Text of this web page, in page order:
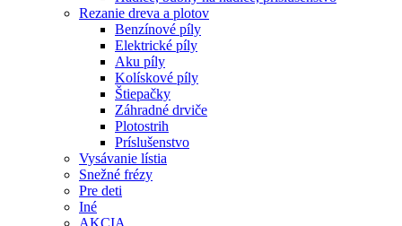
Rezanie dreva a plotov
Benzínové píly
Elektrické píly
Aku píly
Kolískové píly
Štiepačky
Záhradné drviče
Plotostrih
Príslušenstvo
Vysávanie lístia
Snežné frézy
Pre deti
Iné
AKCIA